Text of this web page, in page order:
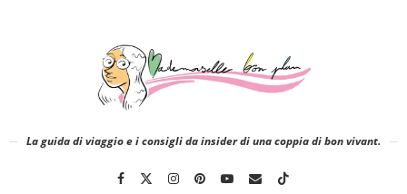
La guida di viaggio e i consigli da insider di una coppia di bon vivant.